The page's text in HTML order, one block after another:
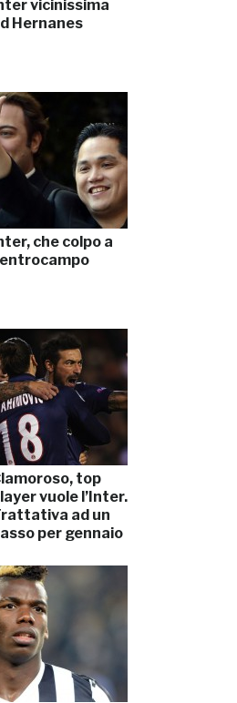
vicinissima
Hernanes
che colpo a
top
vuole l’Inter.
ad un
per gennaio